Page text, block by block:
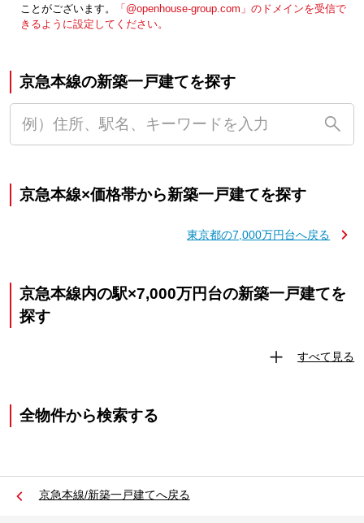
ことがございます。
「@openhouse-group.com」のドメインを受信で
きるように設定してください。
京急本線の新築一戸建てを探す
京急本線×価格帯から新築一戸建てを探す
東京都の7,000万円台へ戻る
京急本線内の駅×7,000万円台の新築一戸建てを
探す
すべて見る
全物件から検索する
京急本線/新築一戸建てへ戻る